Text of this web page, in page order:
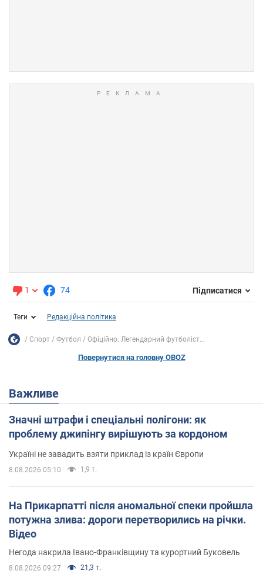
1 74 Підписатися
Теги Редакційна політика
Спорт Футбол Офіційно. Легендарний футболіст...
Повернутися на головну OBOZ
Важливе
Значні штрафи і спеціальні полігони: як
проблему джипінгу вирішують за кордоном
Україні не завадить взяти приклад із країн Європи
8.08.2026 05:10 1,9 т.
На Прикарпатті після аномальної спеки пройшла
потужна злива: дороги перетворились на річки.
Відео
Негода накрила Івано-Франківщину та курортний Буковель
8.08.2026 09:27 21,3 т.